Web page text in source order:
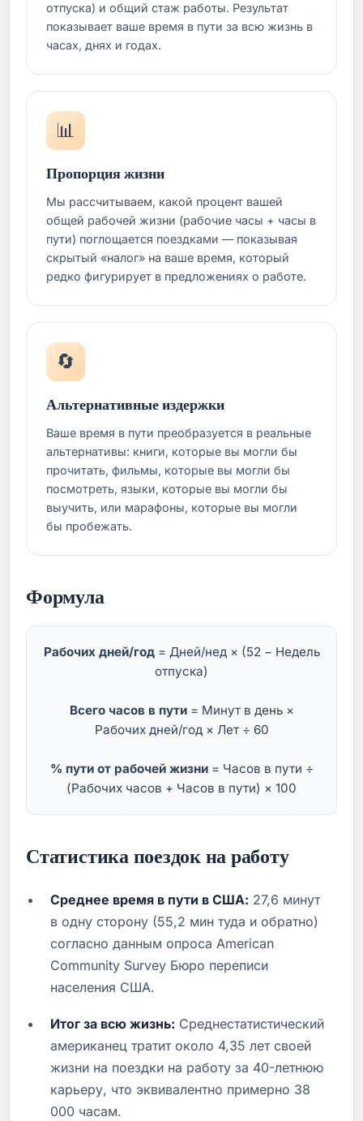
отпуска) и общий стаж работы. Результат
показывает ваше время в пути за всю жизнь в
часах, днях и годах.
📊
Пропорция жизни
Мы рассчитываем, какой процент вашей
общей рабочей жизни (рабочие часы + часы в
пути) поглощается поездками — показывая
скрытый «налог» на ваше время, который
редко фигурирует в предложениях о работе.
🔄
Альтернативные издержки
Ваше время в пути преобразуется в реальные
альтернативы: книги, которые вы могли бы
прочитать, фильмы, которые вы могли бы
посмотреть, языки, которые вы могли бы
выучить, или марафоны, которые вы могли
бы пробежать.
Формула
Рабочих дней/год= Дней/нед × (52 − Недель
отпуска)
Всего часов в пути= Минут в день ×
Рабочих дней/год × Лет ÷ 60
% пути от рабочей жизни= Часов в пути ÷
(Рабочих часов + Часов в пути) × 100
Статистика поездок на работу
Среднее время в пути в США: 27,6 минут
в одну сторону (55,2 мин туда и обратно)
согласно данным опроса American
Community Survey Бюро переписи
населения США.
Итог за всю жизнь: Среднестатистический
американец тратит около 4,35 лет своей
жизни на поездки на работу за 40-летнюю
карьеру, что эквивалентно примерно 38
000 часам.